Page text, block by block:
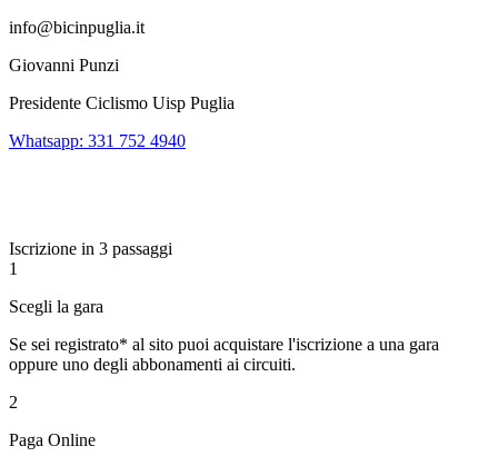
info@bicinpuglia.it
Giovanni Punzi
Presidente Ciclismo Uisp Puglia
Whatsapp: 331 752 4940
Iscrizione in 3 passaggi
1
Scegli la gara
Se sei registrato* al sito puoi acquistare l'iscrizione a una gara
oppure uno degli abbonamenti ai circuiti.
2
Paga Online